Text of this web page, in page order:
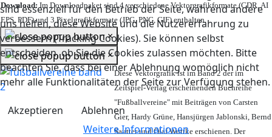
sind essenziell für den Betrieb der Seite, während andere
uns helfen, diese Website und die Nutzererfahrung zu
verbessern (Tracking Cookies). Sie können selbst
entscheiden, ob Sie die Cookies zulassen möchten. Bitte
beachten Sie, dass bei einer Ablehnung womöglich nicht
mehr alle Funktionalitäten der Seite zur Verfügung stehen.
Akzeptieren
Ablehnen
Weitere Informationen
Download: Im Downloadpaket sind 4 verschiedene Vektorgrafikformate (CDR, AI
EPS, PDF) und 3 Pixelgrafikformate (JPG, PNG, GIF) enthalten.
×
×
Diese Vektorgrafik ist im Band 2 der im
Zeitspiel-Verlag erscheinenden Buchreihe
"Fußballvereine" mit Beiträgen von Carsten
Gier, Hardy Grüne, Hansjürgen Jablonski, Bernd
Sautter und Olaf Wuttke erschienen. Der